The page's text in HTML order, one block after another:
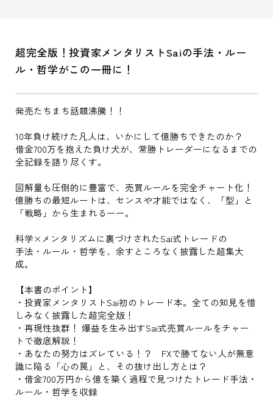
超完全版！投資家メンタリストSaiの手法・ルー
ル・哲学がこの一冊に！
発売たちまち話題沸騰！！
10年負け続けた凡人は、いかにして億勝ちできたのか？
借金700万を抱えた負け犬が、常勝トレーダーになるまでの
全記録を語り尽くす。
図解量も圧倒的に豊富で、売買ルールを完全チャート化！
億勝ちの最短ルートは、センスや才能ではなく、「型」と
「戦略」から生まれるーー。
科学×メンタリズムに裏づけされたSai式トレードの
手法・ルール・哲学を、余すところなく披露した超集大
成。
【本書のポイント】
・投資家メンタリストSai初のトレード本。全ての知見を惜
しみなく披露した超完全版！
・再現性抜群！ 爆益を生み出すSai式売買ルールをチャー
トで徹底解説！
・あなたの努力はズレている！？ FXで勝てない人が無意
識に陥る「心の罠」と、その抜け出し方とは？
・借金700万円から億を築く過程で見つけたトレード手法・
ルール・哲学を収録